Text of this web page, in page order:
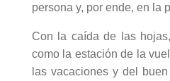
persona y, por ende, en la
Con la caída de las
como la estación de la
las vacaciones y del